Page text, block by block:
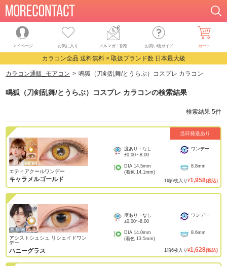
マイページ お気に入り メルマガ・割引 お買い物ガイド カート
カラコン全品 送料無料 × 取扱ブランド数 日本最大級
カラコン通販_モアコン 鳴狐（刀剣乱舞/とうらぶ）コスプレ カラコン
鳴狐（刀剣乱舞/とうらぶ）コスプレ カラコンの検索結果
検索結果 5件
当日発送あり
エティアクールワンデー
キャラメルゴールド
度あり・なし
±0.00~-8.00
ワンデー
DIA 14.5mm
(着色 14.1mm)
8.8mm
1箱6枚入り ¥1,958(税込)
アシストシュシュ リシェイドワン
デー
ハニーグラス
度あり・なし
±0.00~-8.00
ワンデー
DIA 14.0mm
(着色 13.5mm)
8.6mm
1箱6枚入り ¥1,628(税込)